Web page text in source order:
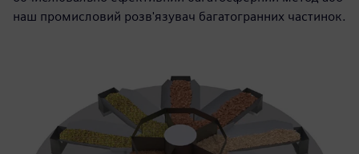
наш промисловий розв'язувач багатогранних частинок.